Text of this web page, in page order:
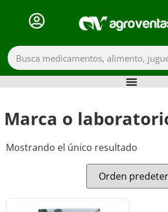
Marca o
Mostrando el único resultado